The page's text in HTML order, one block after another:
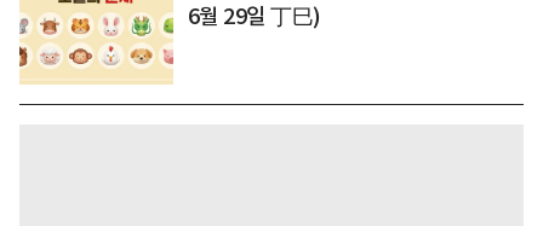
6월 29일 丁巳)